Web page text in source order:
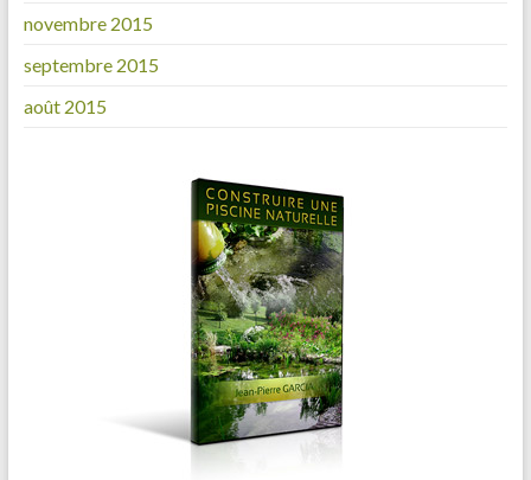
novembre 2015
septembre 2015
août 2015